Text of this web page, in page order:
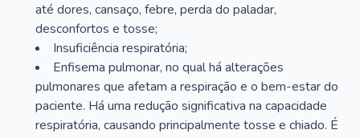
até dores, cansaço, febre, perda do paladar,
desconfortos e tosse;
Insuficiência respiratória;
Enfisema pulmonar, no qual há alterações
pulmonares que afetam a respiração e o bem-estar do
paciente. Há uma redução significativa na capacidade
respiratória, causando principalmente tosse e chiado. É